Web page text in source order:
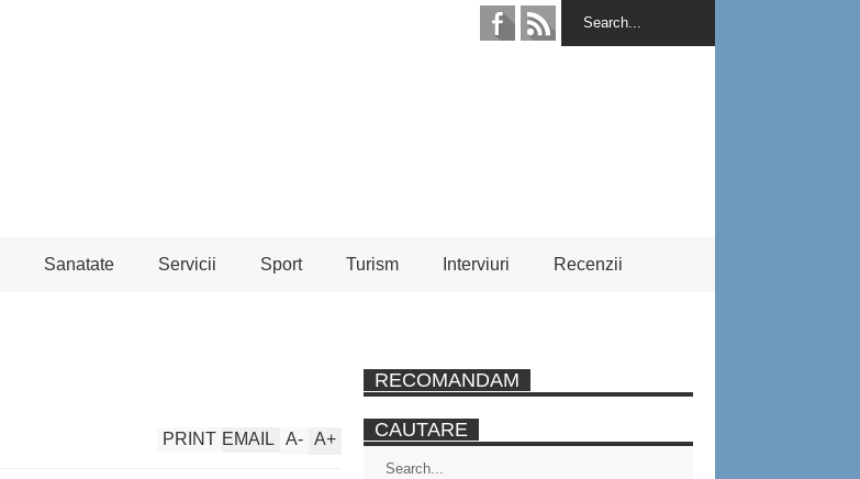
Sanatate Servicii Sport Turism Interviuri Recenzii
A+
A-
EMAIL
PRINT
RECOMANDAM
CAUTARE